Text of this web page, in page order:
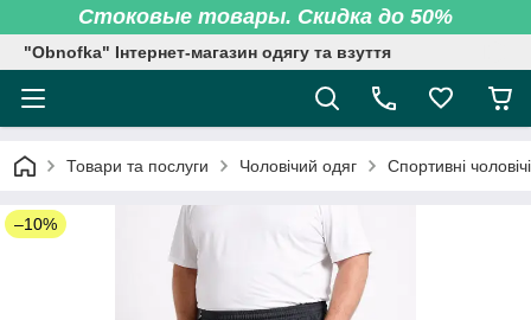
Стоковые товары. Скидка до 50%
"Obnofka" Інтернет-магазин одягу та взуття
Товари та послуги Чоловічий одяг Спортивні
–10%